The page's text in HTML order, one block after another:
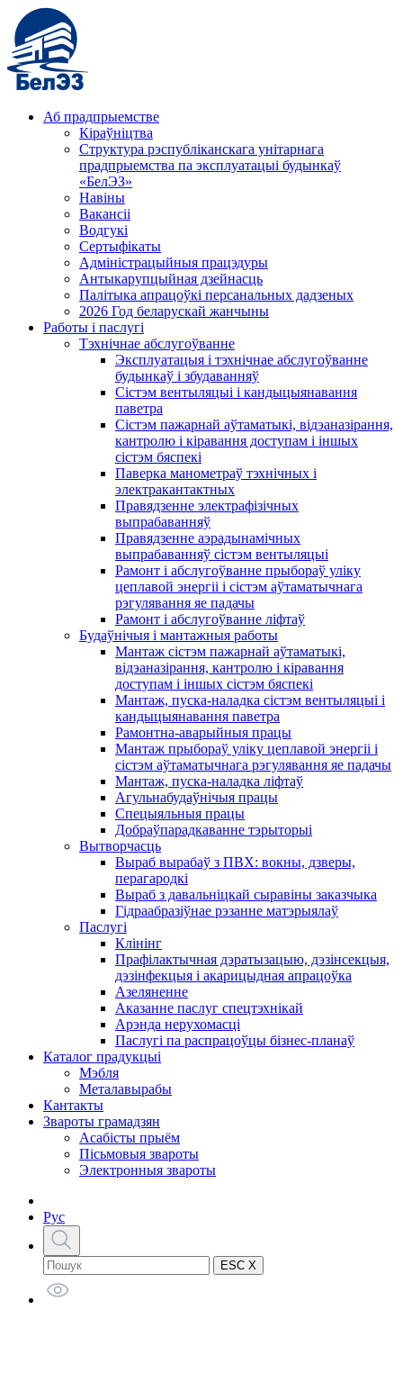
Аб прадпрыемстве
Кіраўніцтва
Структура рэспубліканскага унітарнага
прадпрыемства па эксплуатацыі будынкаў
«БелЭЗ»
Навіны
Вакансіі
Водгукі
Сертыфікаты
Адміністрацыйныя працэдуры
Антыкарупцыйная дзейнасць
Палітыка апрацоўкі персанальных дадзеных
2026 Год беларускай жанчыны
Работы і паслугі
Тэхнічнае абслугоўванне
Эксплуатацыя і тэхнічнае абслугоўванне
будынкаў і збудаванняў
Сістэм вентыляцыі і кандыцыянавання
паветра
Сістэм пажарнай аўтаматыкі, відэаназірання,
кантролю і кіравання доступам і іншых
сістэм бяспекі
Паверка манометраў тэхнічных і
электракантактных
Правядзенне электрафізічных
выпрабаванняў
Правядзенне аэрадынамічных
выпрабаванняў сістэм вентыляцыі
Рамонт і абслугоўванне прыбораў уліку
цеплавой энергіі і сістэм аўтаматычнага
рэгулявання яе падачы
Рамонт і абслугоўванне ліфтаў
Будаўнічыя і мантажныя работы
Мантаж сістэм пажарнай аўтаматыкі,
відэаназірання, кантролю і кіравання
доступам і іншых сістэм бяспекі
Мантаж, пуска-наладка сістэм вентыляцыі і
кандыцыянавання паветра
Рамонтна-аварыйныя працы
Мантаж прыбораў уліку цеплавой энергіі і
сістэм аўтаматычнага рэгулявання яе падачы
Мантаж, пуска-наладка ліфтаў
Агульнабудаўнічыя працы
Спецыяльныя працы
Добраўпарадкаванне тэрыторыі
Вытворчасць
Выраб вырабаў з ПВХ: вокны, дзверы,
перагародкі
Выраб з давальніцкай сыравіны заказчыка
Гідраабразіўнае рэзанне матэрыялаў
Паслугі
Клінінг
Прафілактычная дэратызацыю, дэзiнсекцыя,
дэзінфекцыя і акарицыдная апрацоўка
Азеляненне
Аказанне паслуг спецтэхнікай
Арэнда нерухомасці
Паслугі па распрацоўцы бізнес-планаў
Каталог прадукцыі
Мэбля
Металавырабы
Кантакты
Звароты грамадзян
Асабісты прыём
Пісьмовыя звароты
Электронныя звароты
Рус
ESC X